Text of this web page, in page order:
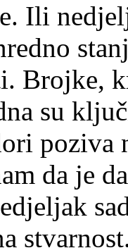
Ili
Brojke,
su
poziva
da je